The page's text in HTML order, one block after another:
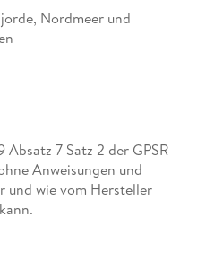
Nordmeer und
Sandstrände und
die Lofoten sind ein
Schönheit. Wer hier
Ausblicke und die
Nordens. Der Rother
7 Satz 2 der GPSR
Anweisungen und
und wie vom Hersteller